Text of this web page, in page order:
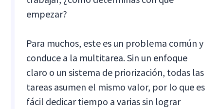
empezar?
Para muchos, este es un problema común y
conduce a la multitarea. Sin un enfoque
claro o un sistema de priorización, todas las
tareas asumen el mismo valor, por lo que es
fácil dedicar tiempo a varias sin lograr